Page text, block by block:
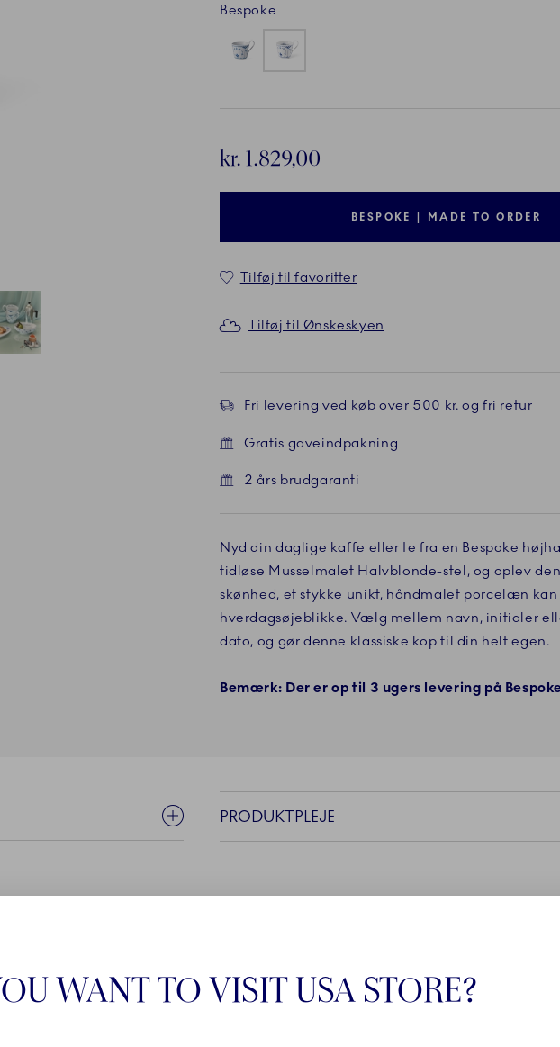
Bespoke
kr. 1.829,00
BESPOKE | MADE TO ORDER
Tilføj til favoritter
Tilføj til Ønskeskyen
Fri levering ved køb over 500 kr. og fri retur
Gratis gaveindpakning
2 års brudgaranti
Nyd din daglige kaffe eller te fra en Bespoke
tidløse Musselmalet Halvblonde-stel, og oplev
skønhed, et stykke unikt, håndmalet porcelæn kan
hverdagsøjeblikke. Vælg mellem navn, initialer
dato, og gør denne klassiske kop til din helt egen.
Bemærk: Der er op til 3 ugers levering på
PRODUKTPLEJE
TO
WANT TO VISIT USA STORE?